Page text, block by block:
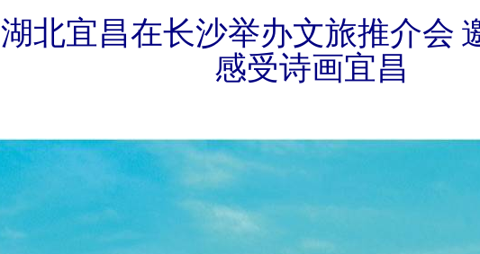
湖北宜昌在长沙举办文旅推介会
感受诗画宜昌